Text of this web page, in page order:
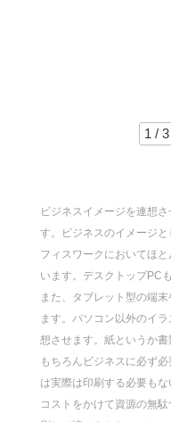
1 / 3
ビジネスイメージを連想
す。ビジネスのイメージ
フィスワークにおいてほ
います。デスクトップPC
また、タブレット型の端
ます。パソコン以外のイ
想させます。紙というか
もちろんビジネスに必ず
は実際は印刷する必要も
コストをかけて資源の無